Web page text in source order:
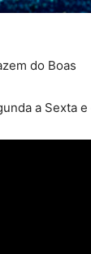
do Boas
a Sexta e